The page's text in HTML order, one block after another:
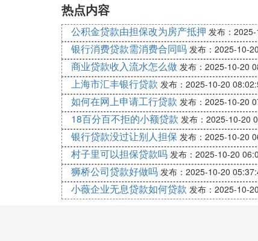
贷款限额：
1、贷款额度=房屋价值*抵押率-原贷款
2、房屋价值以房屋的原购买价和二次
的二次贷款抵押率最高不超过50%。
贷款期限：
二次抵押贷款的期限根据贷款的具体用
超过第一次抵押贷款的到期日。
贷款利率：
执行中国人民银行规定的同档次商业贷
按原合同利率计息;贷款期限在一年以上
热点内容
公积金贷款由担保改为房产抵押 发布：
银行消费贷款需消费合同吗 发布：2025-10-
商业贷款收入流水怎么做 发布：2025-10-20
上海市汇丰银行贷款 发布：2025-10-20
如何在网上申请工行贷款 发布：2025-10-20
18百分百不拒的小额贷款 发布：2025-10-20
银行贷款没过让别人担保 发布：2025-10-20
村子里可以担保贷款吗 发布：2025-10-20
狮桥公司贷款好做吗 发布：2025-10-20
小薇企业无息贷款如何贷款 发布：2025-10-